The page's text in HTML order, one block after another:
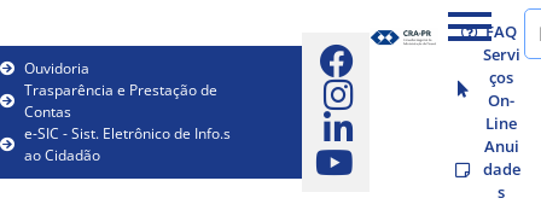
Ouvidoria
Trasparência e Prestação de
Contas
e-SIC - Sist. Eletrônico de Info.s
ao Cidadão
FAQ
Servi
ços
On-
Line
Anui
dade
s